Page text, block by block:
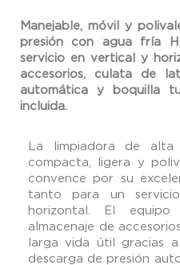
Manejable, móvil y
presión con agua fría
servicio en vertical y
accesorios, culata de
automática y boquilla
incluida.
La limpiadora de
compacta, ligera y
convence por su
tanto para un
horizontal. El
almacenaje de
larga vida útil gracias
descarga de presión